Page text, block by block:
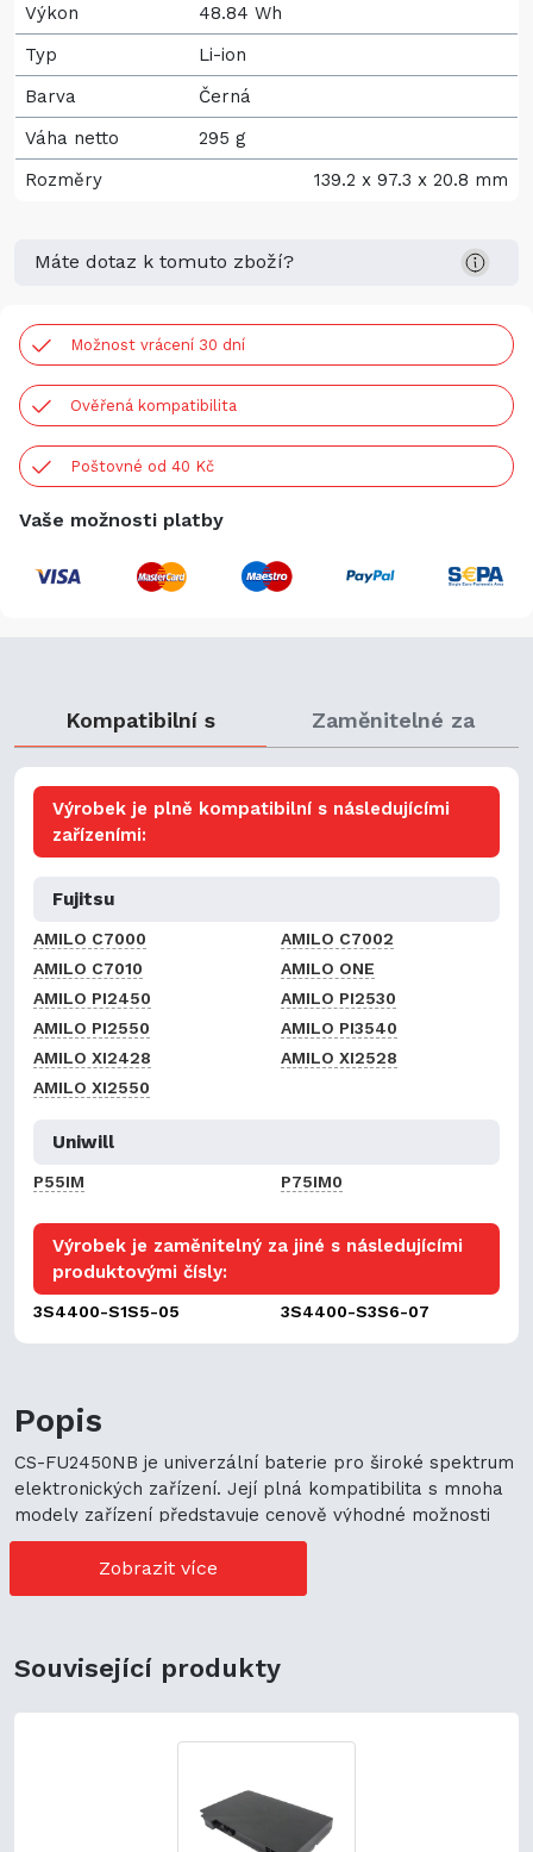
Výkon
48.84 Wh
Typ
Li-ion
Barva
Černá
Váha netto
295 g
Rozměry
139.2 x 97.3 x 20.8 mm
Máte dotaz k tomuto zboží?
Možnost vrácení 30 dní
Ověřená kompatibilita
Poštovné od 40 Kč
Vaše možnosti platby
Kompatibilní s Zaměnitelné za
Výrobek je plně kompatibilní s následujícími
zařízeními:
Fujitsu
AMILO C7000
AMILO C7002
AMILO C7010
AMILO ONE
AMILO PI2450
AMILO PI2530
AMILO PI2550
AMILO PI3540
AMILO XI2428
AMILO XI2528
AMILO XI2550
Uniwill
P55IM P75IM0
Výrobek je zaměnitelný za jiné s následujícími
produktovými čísly:
3S4400-S1S5-05 3S4400-S3S6-07
Popis
CS-FU2450NB je univerzální baterie pro široké spektrum
elektronických zařízení. Její plná kompatibilita s mnoha
modely zařízení představuje cenově výhodné možnosti
nákupu. Její univerzální použití navíc podporuje
ekologickou udržitelnost a zaručuje flexibilitu.
Zobrazit více
Související produkty